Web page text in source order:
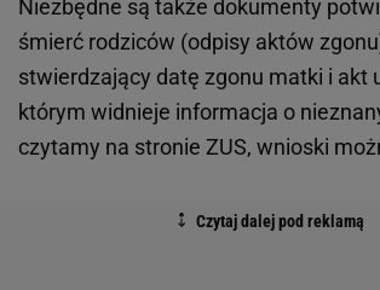
Niezbędne są także dokumenty
śmierć rodziców (odpisy aktów
stwierdzający datę zgonu matki i akt
którym widnieje informacja o
czytamy na stronie ZUS, wnioski